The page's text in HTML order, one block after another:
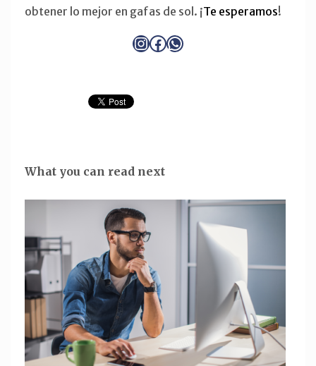
obtener lo mejor en gafas de sol. ¡Te esperamos!
Instagram
Facebook
WhatsApp
What you can read next